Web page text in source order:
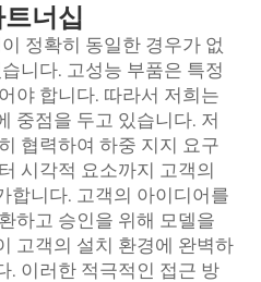
너십
정확히 동일한 경우가 없
니다. 고성능 부품은 특정
야 합니다. 따라서 저희는
중점을 두고 있습니다. 저
협력하여 하중 지지 요구
시각적 요소까지 고객의
합니다. 고객의 아이디어를
하고 승인을 위해 모델을
고객의 설치 환경에 완벽하
. 이러한 적극적인 접근 방